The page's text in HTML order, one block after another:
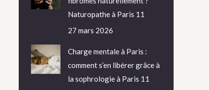
Naturopathe à Paris 11
27 mars 2026
Charge mentale à Paris :
comment s’en libérer grâce à
la sophrologie à Paris 11